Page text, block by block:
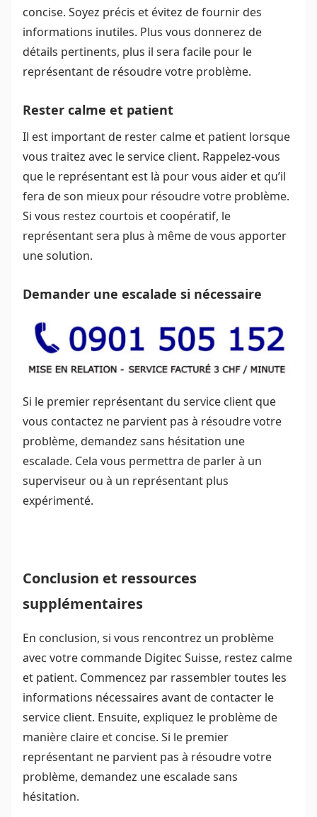
concise. Soyez précis et évitez de fournir des
informations inutiles. Plus vous donnerez de
détails pertinents, plus il sera facile pour le
représentant de résoudre votre problème.
Rester calme et patient
Il est important de rester calme et patient lorsque
vous traitez avec le service client. Rappelez-vous
que le représentant est là pour vous aider et qu’il
fera de son mieux pour résoudre votre problème.
Si vous restez courtois et coopératif, le
représentant sera plus à même de vous apporter
une solution.
Demander une escalade si nécessaire
Si le premier représentant du service client que
vous contactez ne parvient pas à résoudre votre
problème, demandez sans hésitation une
escalade. Cela vous permettra de parler à un
superviseur ou à un représentant plus
expérimenté.
Conclusion et ressources
supplémentaires
En conclusion, si vous rencontrez un problème
avec votre commande Digitec Suisse, restez calme
et patient. Commencez par rassembler toutes les
informations nécessaires avant de contacter le
service client. Ensuite, expliquez le problème de
manière claire et concise. Si le premier
représentant ne parvient pas à résoudre votre
problème, demandez une escalade sans
hésitation.